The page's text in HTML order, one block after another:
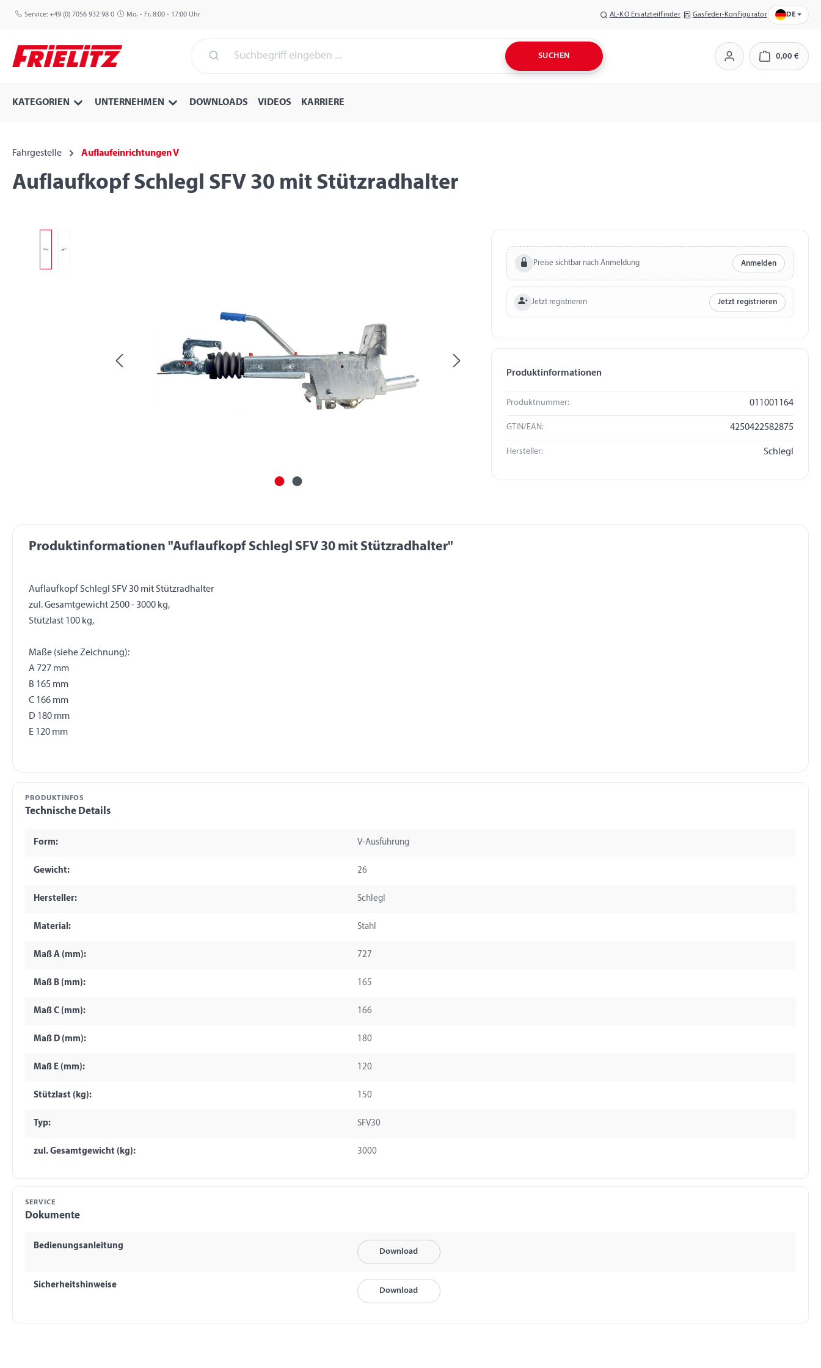
Hauptinhalt springen
Zur Suche springen
Zur Hauptnavigation springen
Service: +49 (0) 7056 932 98 0 Mo. - Fr. 8:00 - 17:00 Uhr AL-KO Ersatzteilfinder Gasfeder-Konfigurator DE
SUCHEN 0,00 €
KATEGORIEN UNTERNEHMEN DOWNLOADS VIDEOS KARRIERE
Fahrgestelle Auflaufeinrichtungen V
Auflaufkopf Schlegl SFV 30 mit Stützradhalter
Preise sichtbar nach Anmeldung Anmelden
Jetzt registrieren Jetzt registrieren
Produktinformationen
Produktnummer: 011001164
GTIN/EAN: 4250422582875
Hersteller: Schlegl
Produktinformationen "Auflaufkopf Schlegl SFV 30 mit Stützradhalter"
Auflaufkopf Schlegl SFV 30 mit Stützradhalter
zul. Gesamtgewicht 2500 - 3000 kg,
Stützlast 100 kg,
Maße (siehe Zeichnung):
A 727 mm
B 165 mm
C 166 mm
D 180 mm
E 120 mm
PRODUKTINFOS
Technische Details
Form: V-Ausführung
Gewicht: 26
Hersteller: Schlegl
Material: Stahl
Maß A (mm): 727
Maß B (mm): 165
Maß C (mm): 166
Maß D (mm): 180
Maß E (mm): 120
Stützlast (kg): 150
Typ: SFV30
zul. Gesamtgewicht (kg): 3000
SERVICE
Dokumente
Bedienungsanleitung
Download
Sicherheitshinweise
Download